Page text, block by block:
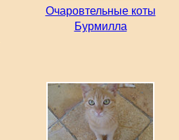
Очаровтельные коты
Бурмилла